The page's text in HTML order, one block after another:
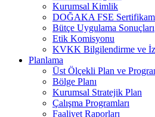
Kurumsal Kimlik
DOĞAKA FSE
Bütçe Uygulama Sonuçları
Etik Komisyonu
KVKK Bilgilendirme ve
Planlama
Üst Ölçekli Plan ve
Bölge Planı
Kurumsal Stratejik Plan
Çalışma Programları
Faaliyet Raporları